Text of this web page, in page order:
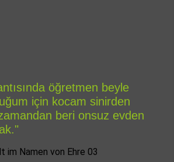
öğretmen beyle
için kocam sinirden
beri onsuz evden